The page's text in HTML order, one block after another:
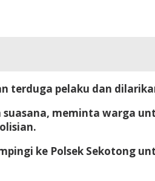
terduga pelaku dan
meminta warga
ke Polsek Sekotong